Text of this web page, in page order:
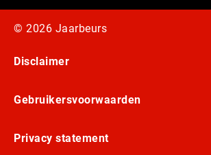
© 2026 Jaarbeurs
Disclaimer
Gebruikersvoorwaarden
Privacy statement